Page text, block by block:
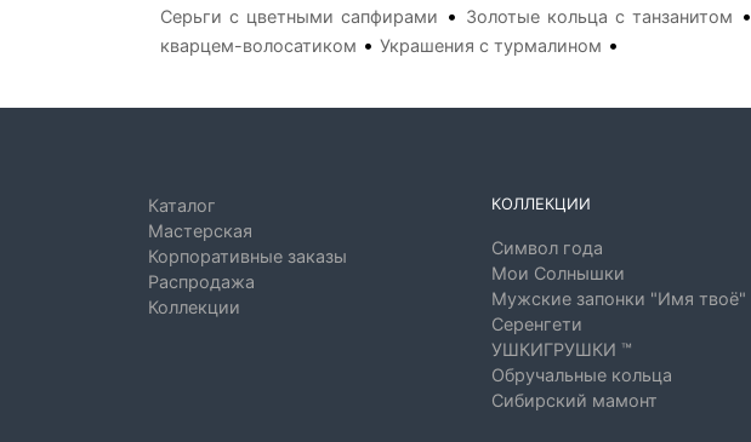
Серьги с цветными сапфирами • Золотые кольца с танзанитом •
кварцем-волосатиком • Украшения с турмалином •
Каталог
Мастерская
Корпоративные заказы
Распродажа
Коллекции
КОЛЛЕКЦИИ
Символ года
Мои Солнышки
Мужские запонки "Имя твоё"
Серенгети
УШКИГРУШКИ ™
Обручальные кольца
Сибирский мамонт